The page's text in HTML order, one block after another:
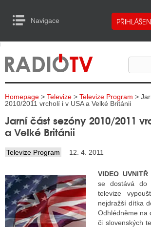
Navigace
RADIA
TELEVIZE
INTERNET
TISK
RADIA
RÁDIÍ
RÁDIÍ
VYSÍLAČE
to Content
Homepage > Televize > Televize Program >
2010/2011 vrcholí i v USA a Velké Británii
Jarní část sezóny 2010/2011
a Velké Británii
Televize Program 12. 4. 2011
VIDEO UVNITŘ
se dostává do
televize
nejdražší dítka
Odhlédněme na
či slovenských